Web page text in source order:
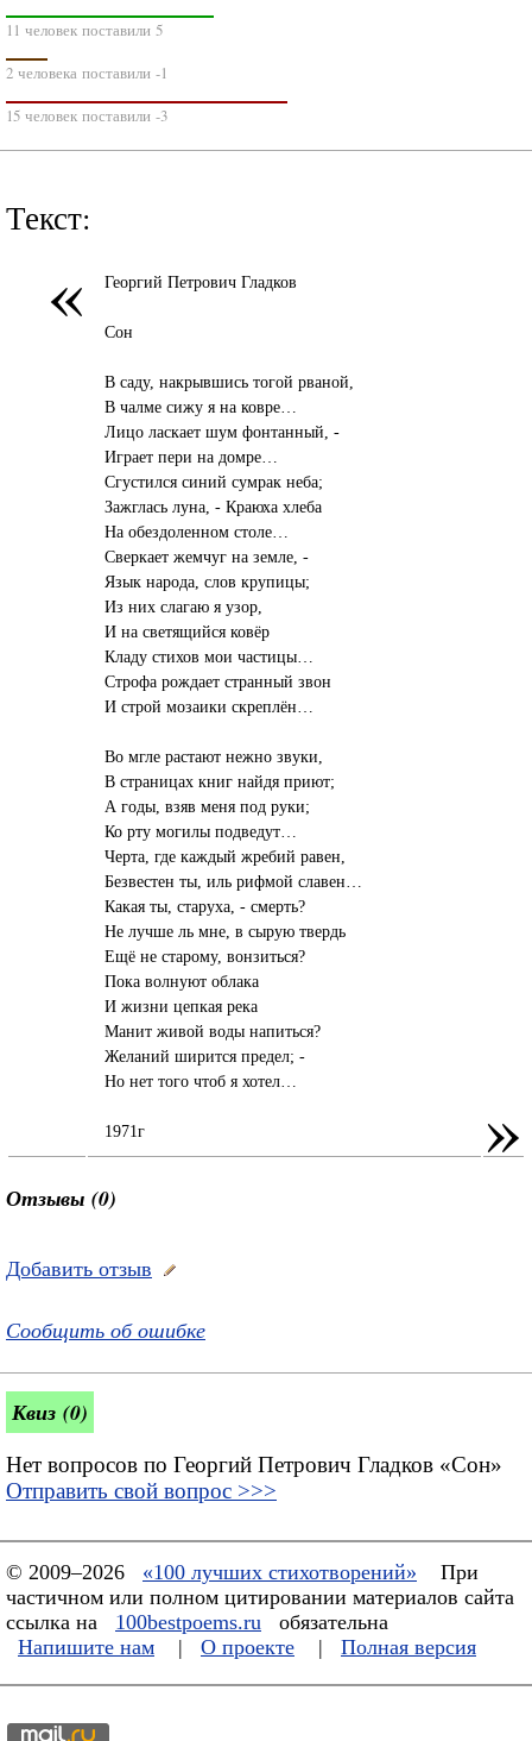
11 человек поставили 5
2 человека поставили -1
15 человек поставили -3
Текст:
« Георгий Петрович Гладков
Сон
В саду, накрывшись тогой рваной,
В чалме сижу я на ковре…
Лицо ласкает шум фонтанный, -
Играет пери на домре…
Сгустился синий сумрак неба;
Зажглась луна, - Краюха хлеба
На обездоленном столе…
Сверкает жемчуг на земле, -
Язык народа, слов крупицы;
Из них слагаю я узор,
И на светящийся ковёр
Кладу стихов мои частицы…
Строфа рождает странный звон
И строй мозаики скреплён…
Во мгле растают нежно звуки,
В страницах книг найдя приют;
А годы, взяв меня под руки;
Ко рту могилы подведут…
Черта, где каждый жребий равен,
Безвестен ты, иль рифмой славен…
Какая ты, старуха, - смерть?
Не лучше ль мне, в сырую твердь
Ещё не старому, вонзиться?
Пока волнуют облака
И жизни цепкая река
Манит живой воды напиться?
Желаний ширится предел; -
Но нет того чтоб я хотел…
1971г »
Отзывы (0)
Добавить отзыв
Сообщить об ошибке
Квиз (0)
Нет вопросов по Георгий Петрович Гладков «Сон»
Отправить свой вопрос >>>
© 2009–2026 «100 лучших стихотворений»
При
частичном или полном цитировании материалов сайта
ссылка на
100bestpoems.ru
обязательна
Напишите нам
| О проекте | Полная версия